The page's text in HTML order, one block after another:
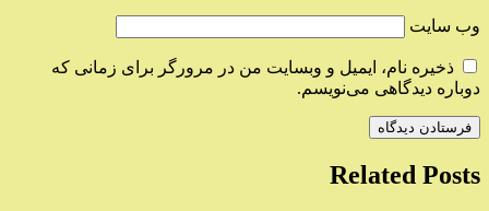
وب‌ سایت
ذخیره نام، ایمیل و وبسایت من در مرورگر برای زمانی که
دوباره دیدگاهی می‌نویسم.
Related Posts